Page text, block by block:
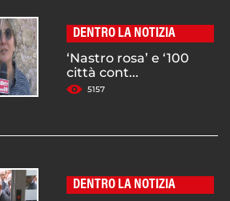
DENTRO LA NOTIZIA
‘Nastro rosa’ e ‘100
città cont...
5157
DENTRO LA NOTIZIA